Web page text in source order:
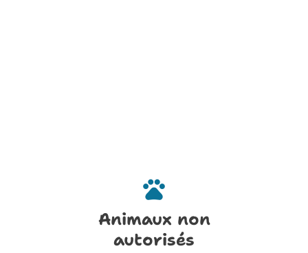
pets
Animaux non
autorisés